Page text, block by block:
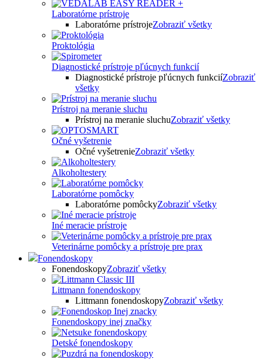
Laboratórne prístroje
Laboratórne prístrojeZobraziť všetky
Proktológia
Diagnostické prístroje pľúcnych funkcií
Diagnostické prístroje pľúcnych funkciíZobraziť
všetky
Prístroj na meranie sluchu
Prístroj na meranie sluchuZobraziť všetky
Očné vyšetrenie
Očné vyšetrenieZobraziť všetky
Alkoholtestery
Laboratórne pomôcky
Laboratórne pomôckyZobraziť všetky
Iné meracie prístroje
Veterinárne pomôcky a prístroje pre prax
Fonendoskopy
FonendoskopyZobraziť všetky
Littmann fonendoskopy
Littmann fonendoskopyZobraziť všetky
Fonendoskopy inej značky
Detské fonendoskopy